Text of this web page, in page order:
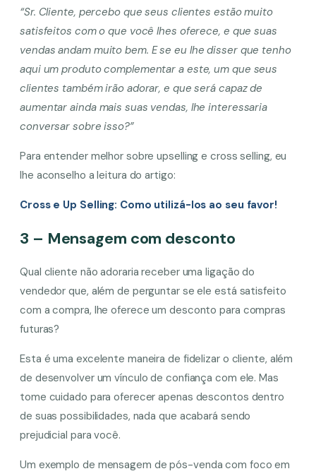
“Sr. Cliente, percebo que seus clientes estão muito
satisfeitos com o que você lhes oferece, e que suas
vendas andam muito bem. E se eu lhe disser que tenho
aqui um produto complementar a este, um que seus
clientes também irão adorar, e que será capaz de
aumentar ainda mais suas vendas, lhe interessaria
conversar sobre isso?”
Para entender melhor sobre upselling e cross selling, eu
lhe aconselho a leitura do artigo:
Cross e Up Selling: Como utilizá-los ao seu favor!
3 – Mensagem com desconto
Qual cliente não adoraria receber uma ligação do
vendedor que, além de perguntar se ele está satisfeito
com a compra, lhe oferece um desconto para compras
futuras?
Esta é uma excelente maneira de fidelizar o cliente, além
de desenvolver um vínculo de confiança com ele. Mas
tome cuidado para oferecer apenas descontos dentro
de suas possibilidades, nada que acabará sendo
prejudicial para você.
Um exemplo de mensagem de pós-venda com foco em